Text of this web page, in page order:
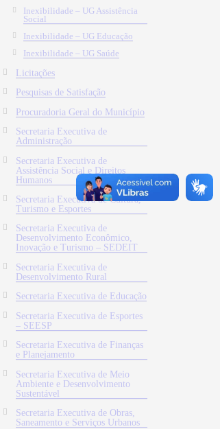
Inexibilidade – UG Assistência
Social
Inexibilidade – UG Educação
Inexibilidade – UG Saúde
Licitações
Pesquisas de Satisfação
Procuradoria Geral do Município
Secretaria Executiva de
Administração
Secretaria Executiva de
Assistência Social e Direitos
Humanos
Secretaria Executiva de Cultura,
Turismo e Esportes
Secretaria Executiva de
Desenvolvimento Econômico,
Inovação e Turismo – SEDEIT
Secretaria Executiva de
Desenvolvimento Rural
Secretaria Executiva de Educação
Secretaria Executiva de Esportes
– SEESP
Secretaria Executiva de Finanças
e Planejamento
Secretaria Executiva de Meio
Ambiente e Desenvolvimento
Sustentável
Secretaria Executiva de Obras,
Saneamento e Serviços Urbanos